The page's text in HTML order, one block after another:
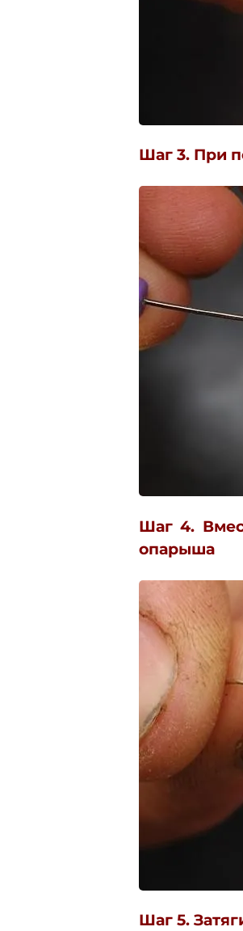
Шаг 3. При
Шаг 4.
опарыша
Шаг 5.